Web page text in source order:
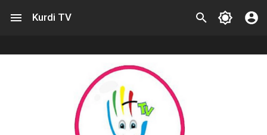
Kurdi TV